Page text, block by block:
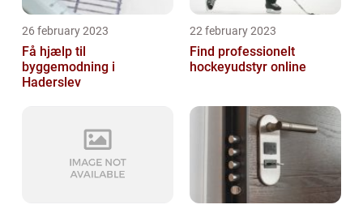
26 february 2023
Få hjælp til
byggemodning i
Haderslev
22 february 2023
Find professionelt
hockeyudstyr online